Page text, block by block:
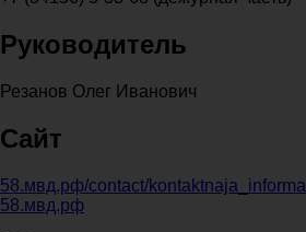
Руководитель
Резанов Олег Иванович
Сайт
58.мвд.рф/contact/
58.мвд.рф